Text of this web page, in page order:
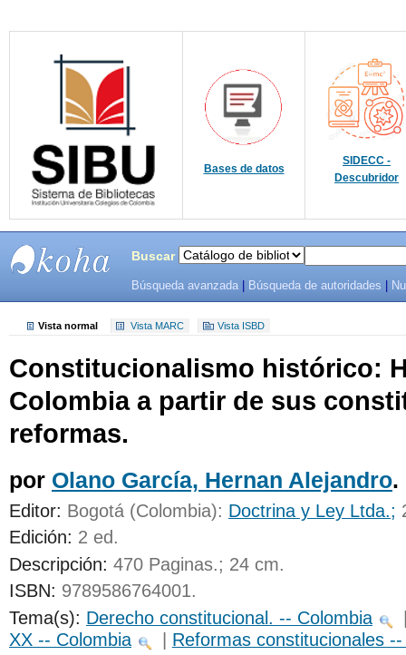
Bases de datos
SIDECC -
Descubridor
SISTEMAS
DE
BIBLIOTECAS
UNICOC
Buscar
Búsqueda avanzada Búsqueda de autoridades
Vista normal Vista MARC Vista ISBD
Constitucionalismo histórico:
Colombia a partir de sus
reformas.
por Olano García, Hernan Alejandro.
Editor: Bogotá (Colombia): Doctrina y Ley Ltda.;
Edición: 2 ed.
Descripción: 470 Paginas.; 24 cm.
ISBN: 9789586764001.
Tema(s): Derecho constitucional. -- Colombia
XX -- Colombia
Reformas constitucionales